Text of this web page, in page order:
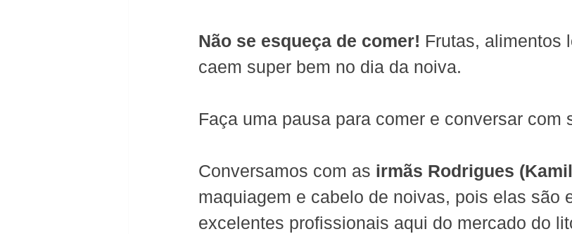
Não se esqueça de comer! Frutas, alimentos
caem super bem no dia da noiva.
Faça uma pausa para comer e conversar com
Conversamos com as irmãs Rodrigues
maquiagem e cabelo de noivas, pois elas são
excelentes profissionais aqui do mercado do